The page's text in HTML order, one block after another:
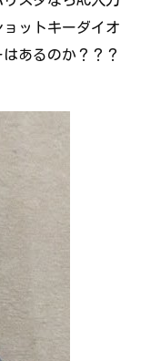
ョットキーダイオ
あるのか？？？